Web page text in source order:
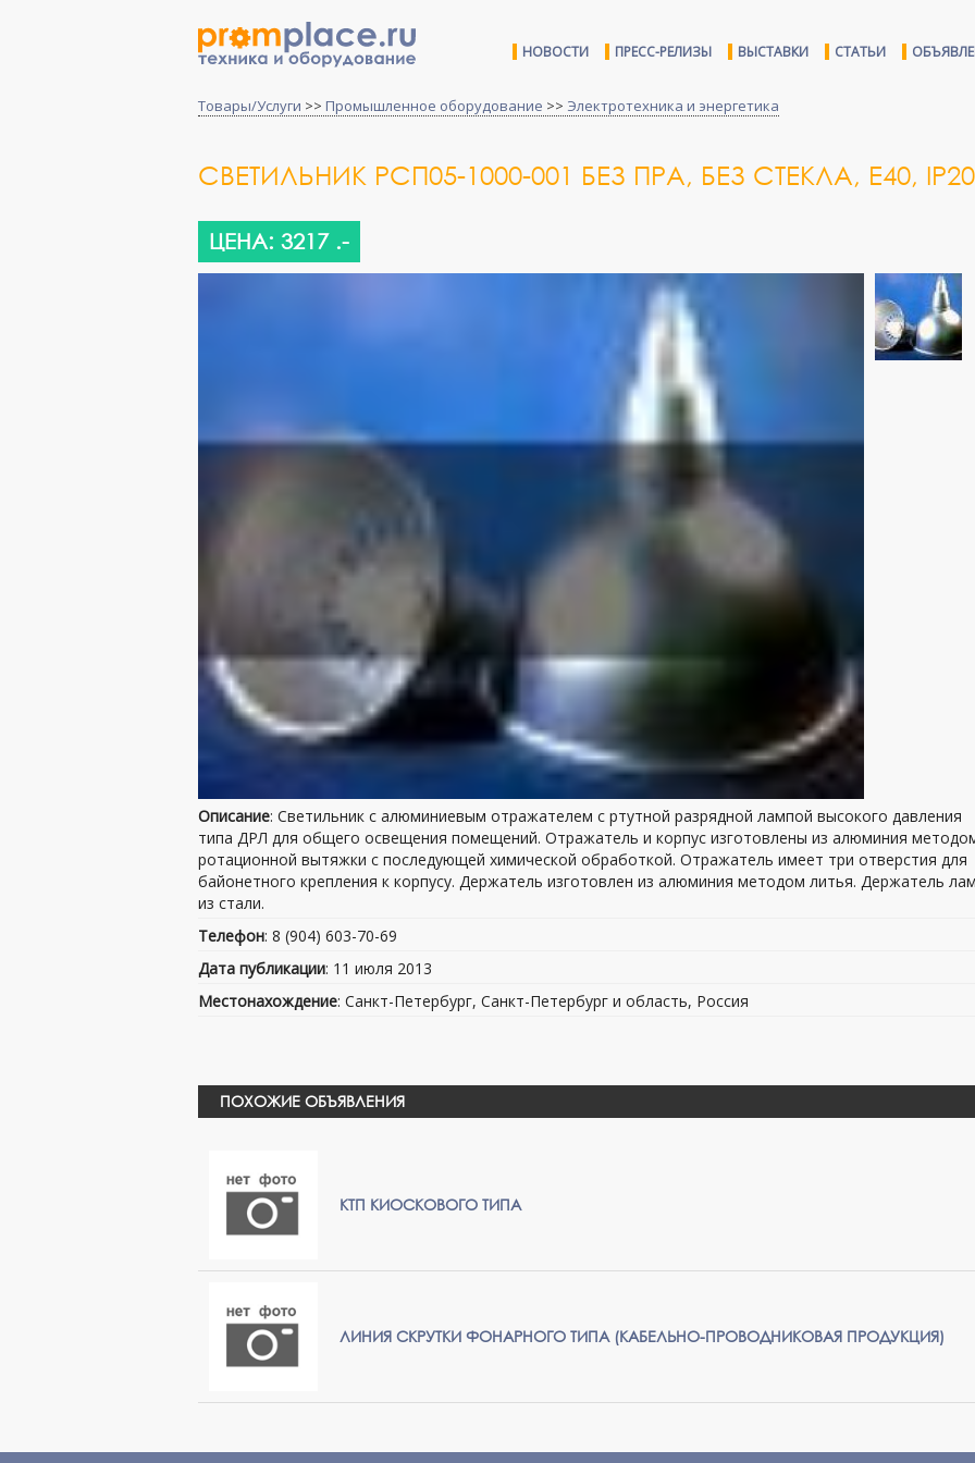
НОВОСТИ ПРЕСС-РЕЛИЗЫ ВЫСТАВКИ СТАТЬИ
Товары/Услуги >> Промышленное оборудование >> Электротехника и энергетика
СВЕТИЛЬНИК РСП05-1000-001 БЕЗ ПРА, БЕЗ СТЕКЛА, Е40, IP20
ЦЕНА: 3217 .-
Описание: Светильник с алюминиевым отражателем с ртутной разрядной лампой высокого давления
типа ДРЛ для общего освещения помещений. Отражатель и корпус изготовлены из алюминия
ротационной вытяжки с последующей химической обработкой. Отражатель имеет три отверстия для
байонетного крепления к корпусу. Держатель изготовлен из алюминия методом литья. Держатель
из стали.
Телефон: 8 (904) 603-70-69
Дата публикации: 11 июля 2013
Местонахождение: Санкт-Петербург, Санкт-Петербург и область, Россия
ПОХОЖИЕ ОБЪЯВЛЕНИЯ
КТП КИОСКОВОГО ТИПА
ЛИНИЯ СКРУТКИ ФОНАРНОГО ТИПА (КАБЕЛЬНО-ПРОВОДНИКОВАЯ ПРОДУКЦИЯ)